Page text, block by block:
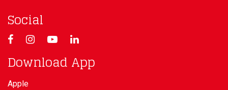
Social
Download App
Apple